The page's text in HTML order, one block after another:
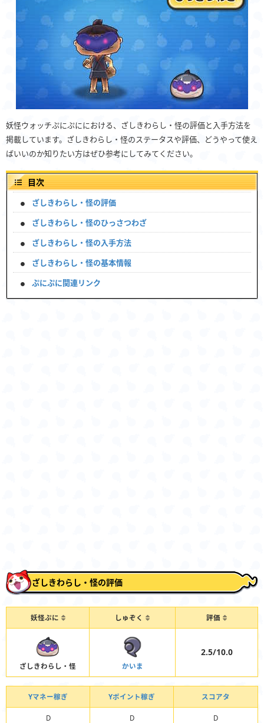
妖怪ウォッチぷにぷににおける、ざしきわらし・怪の評価と入手方法を
掲載しています。ざしきわらし・怪のステータスや評価、どうやって使え
ばいいのか知りたい方はぜひ参考にしてみてください。
目次
ざしきわらし・怪の評価
ざしきわらし・怪のひっさつわざ
ざしきわらし・怪の入手方法
ざしきわらし・怪の基本情報
ぷにぷに関連リンク
ざしきわらし・怪の評価
妖怪ぷに しゅぞく 評価
ざしきわらし・怪 かいま
2.5/10.0
Yマネー稼ぎ Yポイント稼ぎ スコアタ
D D D